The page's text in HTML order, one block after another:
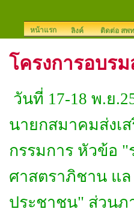
หน้าแรก ลิงค์ ติดต่อ สพ
โครงการอบร
วันที่ 17-18 พ.ย
นายกสมาคมส่งเ
กรรมการ หัวข้อ
ศาสตราภิชาน แล
ประชาชน" ส่วนภ